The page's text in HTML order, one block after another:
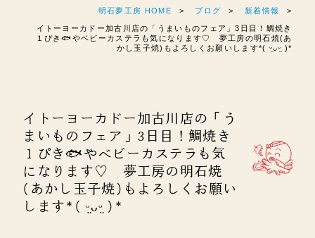
明石夢工房 HOME ブログ 新着情報
イトーヨーカドー加古川店の「うまいものフェア」3日目！鯛焼き
１ぴき🐟やベビーカステラも気になります♡ 夢工房の明石焼(あ
かし玉子焼)もよろしくお願いします*( ᵕ̤ᴗᵕ̤ )*
イトーヨーカドー加古川店の「う
まいものフェア」3日目！鯛焼き
１ぴき🐟やベビーカステラも気
になります♡ 夢工房の明石焼
(あかし玉子焼)もよろしくお願い
します*( ᵕ̤ᴗᵕ̤ )*